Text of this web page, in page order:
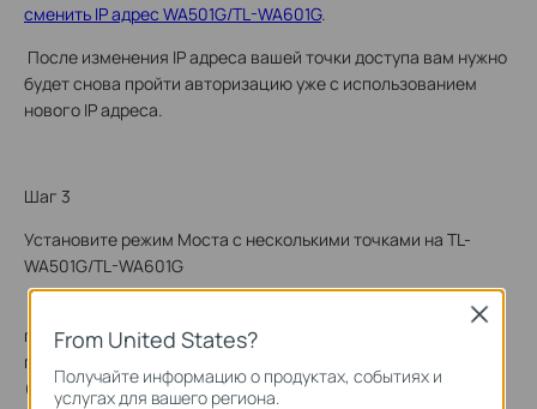
сменить IP адрес WA501G/TL-WA601G.
После изменения IP адреса вашей точки доступа вам нужно
будет снова пройти авторизацию уже с использованием
нового IP адреса.
Шаг 3
Установите режим Моста с несколькими точками на TL-
WA501G/TL-WA601G
подключения) -> Wireless Mode (Режим беспроводного
подключения) с левой стороны и укажите режим Bridge
(Point to Multi-Point) – Моста (Точка-многоточка). Введите
From United States?
Получайте информацию о продуктах, событиях и
услугах для вашего региона.
Close